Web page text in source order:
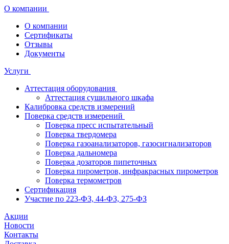
О компании
О компании
Сертификаты
Отзывы
Документы
Услуги
Аттестация оборудования
Аттестация сушильного шкафа
Калибровка средств измерений
Поверка средств измерений
Поверка пресс испытательный
Поверка твердомера
Поверка газоанализаторов, газосигнализаторов
Поверка дальномера
Поверка дозаторов пипеточных
Поверка пирометров, инфракрасных пирометров
Поверка термометров
Сертификация
Участие по 223-ФЗ, 44-ФЗ, 275-ФЗ
Акции
Новости
Контакты